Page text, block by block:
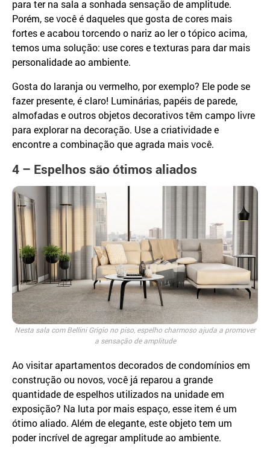
para ter na sala a sonhada sensação de amplitude.
Porém, se você é daqueles que gosta de cores mais
fortes e acabou torcendo o nariz ao ler o tópico acima,
temos uma solução: use cores e texturas para dar mais
personalidade ao ambiente.
Gosta do laranja ou vermelho, por exemplo? Ele pode se
fazer presente, é claro! Luminárias, papéis de parede,
almofadas e outros objetos decorativos têm campo livre
para explorar na decoração. Use a criatividade e
encontre a combinação que agrada mais você.
4 – Espelhos são ótimos aliados
Nesta sala com Bellini Grigio no piso, espelho charmoso ajuda a promover
a sensação de amplitude
Ao visitar apartamentos decorados de condomínios em
construção ou novos, você já reparou a grande
quantidade de espelhos utilizados na unidade em
exposição? Na luta por mais espaço, esse item é um
ótimo aliado. Além de elegante, este objeto tem um
poder incrível de agregar amplitude ao ambiente.